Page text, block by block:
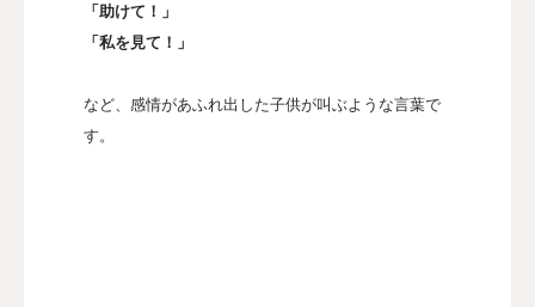
「助けて！」
「私を見て！」
など、感情があふれ出した子供が叫ぶような言葉で
す。